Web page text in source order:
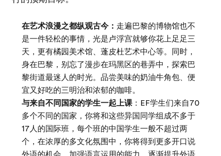
在艺术浪漫之都纵观古今： 走遍巴黎的博物馆也不
是一件轻松的事情，光是卢浮宫就够你花上足足三
天，更有橘园美术馆、蓬皮杜艺术中心等。同时，
身在巴黎，别忘了漫步在玛黑区的巷弄中，探索巴
黎街道最迷人的时光。品尝美味的奶油牛角包、便
宜又好吃的三明治和浓郁的咖啡。
与来自不同国家的学生一起上课 ：EF学生们来自70
多个不同的国家，你将和这些异国同学组成不多于
17人的国际班，每个班的中国学生一般不超过两
个，在浓厚的多文化氛围中，你将得到更多开口说